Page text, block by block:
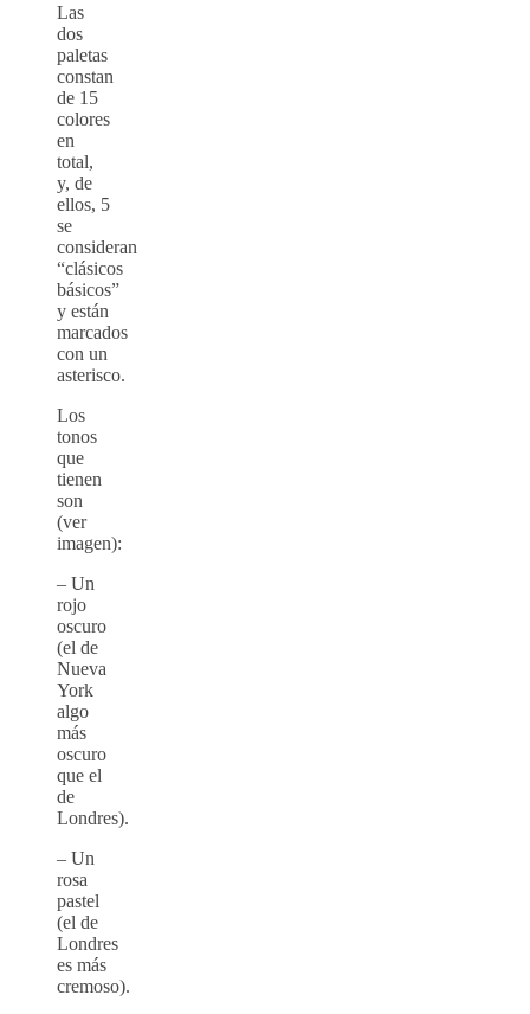
Las
dos
paletas
constan
de 15
colores
en
total,
y, de
ellos, 5
se
consideran
“clásicos
básicos”
y están
marcados
con un
asterisco.
Los
tonos
que
tienen
son
(ver
imagen):
– Un
rojo
oscuro
(el de
Nueva
York
algo
más
oscuro
que el
de
Londres).
– Un
rosa
pastel
(el de
Londres
es más
cremoso).